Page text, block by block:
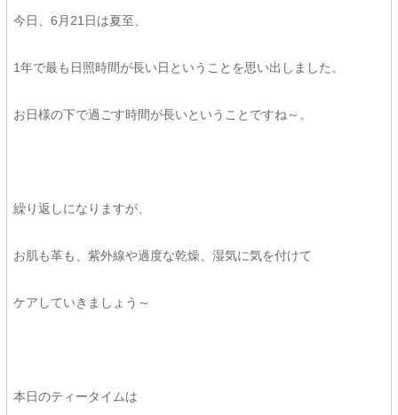
今日、6月21日は夏至、
1年で最も日照時間が長い日ということを思い出しました。
お日様の下で過ごす時間が長いということですね～。
繰り返しになりますが、
お肌も革も、紫外線や過度な乾燥、湿気に気を付けて
ケアしていきましょう～
本日のティータイムは